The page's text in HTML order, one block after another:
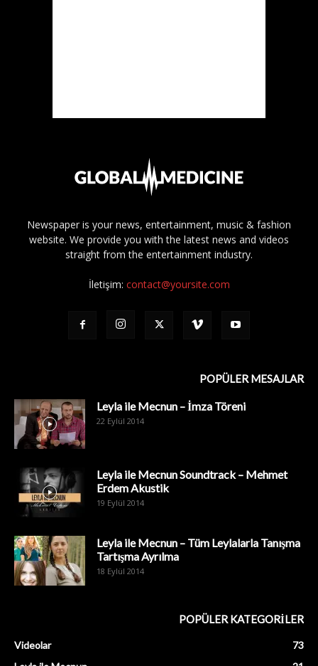
Newspaper is your news, entertainment, music & fashion
website. We provide you with the latest news and videos
straight from the entertainment industry.
İletişim: contact@yoursite.com
POPÜLER MESAJLAR
Leyla ile Mecnun – İmza Töreni
22 Eylül 2014
Leyla ile Mecnun Soundtrack – Mehmet
Erdem Akustik
19 Eylül 2014
Leyla ile Mecnun – Tüm Leylalarla Tanışma
Tartışma Ayrılma
18 Eylül 2014
POPÜLER KATEGORİLER
Videolar
73